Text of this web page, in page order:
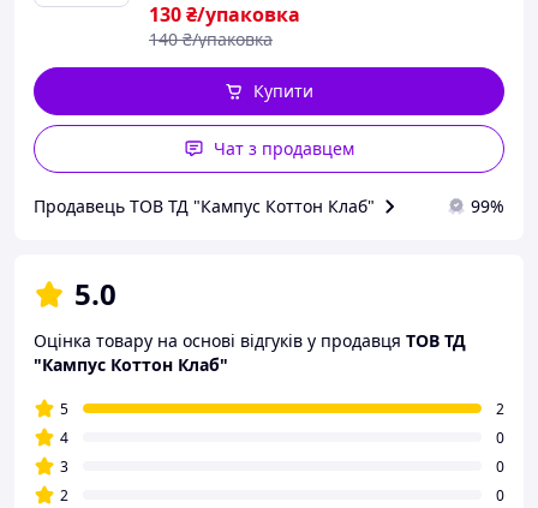
130₴/упаковка
140 ₴/упаковка
Купити
Чат з продавцем
Продавець ТОВ ТД "Кампус Коттон Клаб" 99%
5.0
Оцінка товару на основі відгуків у продавця ТОВ ТД
"Кампус Коттон Клаб"
5
2
4
0
3
0
2
0